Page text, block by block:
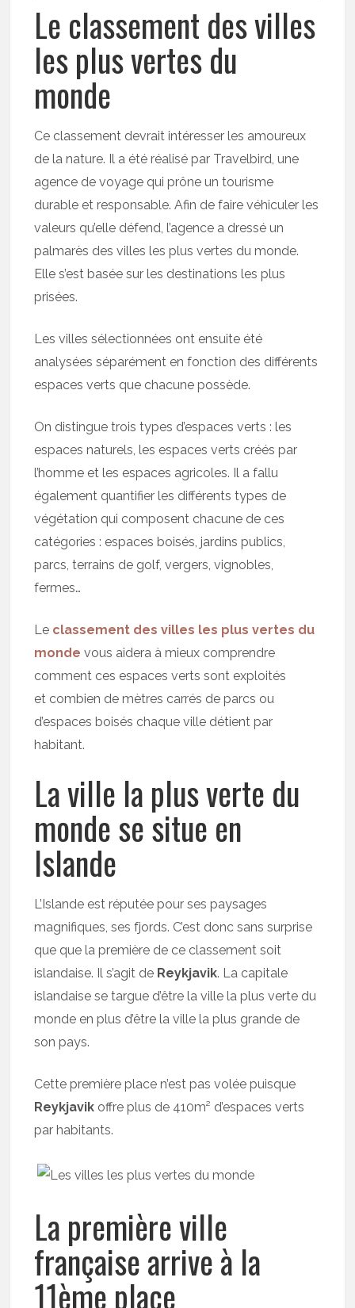
Le classement des villes
les plus vertes du
monde
Ce classement devrait intéresser les amoureux
de la nature. Il a été réalisé par Travelbird, une
agence de voyage qui prône un tourisme
durable et responsable. Afin de faire véhiculer les
valeurs qu’elle défend, l’agence a dressé un
palmarès des villes les plus vertes du monde.
Elle s’est basée sur les destinations les plus
prisées.
Les villes sélectionnées ont ensuite été
analysées séparément en fonction des différents
espaces verts que chacune possède.
On distingue trois types d’espaces verts : les
espaces naturels, les espaces verts créés par
l’homme et les espaces agricoles. Il a fallu
également quantifier les différents types de
végétation qui composent chacune de ces
catégories : espaces boisés, jardins publics,
parcs, terrains de golf, vergers, vignobles,
fermes…
Le classement des villes les plus vertes du
monde vous aidera à mieux comprendre
comment ces espaces verts sont exploités
et combien de mètres carrés de parcs ou
d’espaces boisés chaque ville détient par
habitant.
La ville la plus verte du
monde se situe en
Islande
L’Islande est réputée pour ses paysages
magnifiques, ses fjords. C’est donc sans surprise
que que la première de ce classement soit
islandaise. Il s’agit de Reykjavik. La capitale
islandaise se targue d’être la ville la plus verte du
monde en plus d’être la ville la plus grande de
son pays.
Cette première place n’est pas volée puisque
Reykjavik offre plus de 410m² d’espaces verts
par habitants.
La première ville
française arrive à la
11ème place